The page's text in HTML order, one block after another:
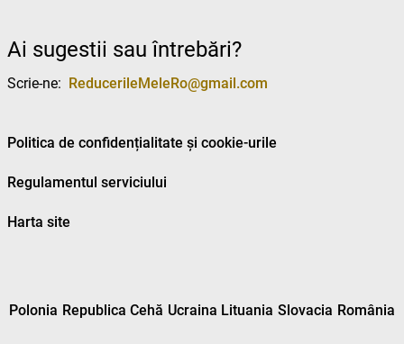
Ai sugestii sau întrebări?
Scrie-ne: ReducerileMeleRo@gmail.com
Politica de confidențialitate și cookie-urile
Regulamentul serviciului
Harta site
Polonia Republica Cehă Ucraina Lituania Slovacia România